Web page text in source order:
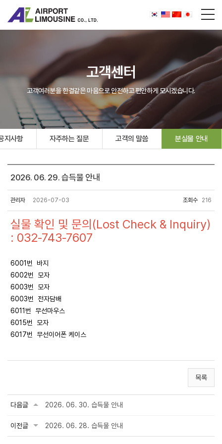
고객센터
고객여러분을 한결같은 마음으로 안전하고 편안하게 모시겠습니다.
지사항 자주하는 질문 고객의 말씀 분실물 안내
2026. 06. 29. 습득물 안내
관리자 2026-07-03 조회수 216
실물 확인 및 문의(Lost Check & Inquiry)
: 032-743-7607
6001번 바지
6002번 모자
6003번 모자
6003번 전자담배
6011번 무선마우스
6015번 모자
6017번 무선이어폰 케이스
목록
다음글 2026. 06. 30. 습득물 안내
이전글 2026. 06. 28. 습득물 안내